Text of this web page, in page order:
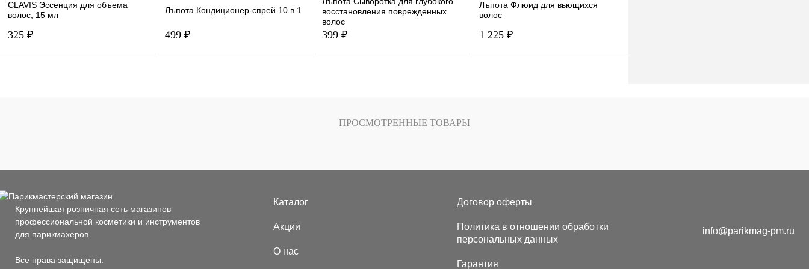
CLAVIS Эссенция для объема
волос, 15 мл
325 ₽
Лъпота Кондиционер-спрей 10 в 1
499 ₽
восстановления поврежденных
волос
399 ₽
Объем (мл.)
Лъпота Флюид для вьющихся
волос
1 225 ₽
ПРОСМОТРЕННЫЕ ТОВАРЫ
Крупнейшая розничная сеть магазинов
профессиональной косметики и инструментов
для парикмахеров
Все права защищены.
Каталог
Акции
О нас
Договор оферты
Политика в отношении обработки
персональных данных
Гарантия
info@parikmag-pm.ru